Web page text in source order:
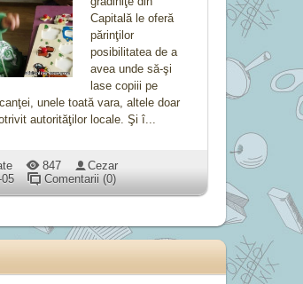
Capitală le oferă
părinţilor
posibilitatea de a
avea unde să-şi
lase copiii pe
unele toată vara, altele doar
autorităţilor locale. Şi î...
847
Cezar
Comentarii (0)